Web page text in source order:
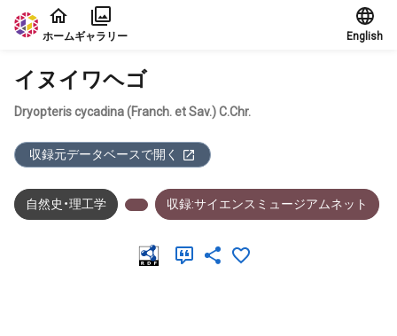
本文に飛ぶ
ホームギャラリー English
イヌイワヘゴ
Dryopteris cycadina (Franch. et Sav.) C.Chr.
収録元データベースで開く
自然史・理工学 収録:サイエンスミュージアムネット